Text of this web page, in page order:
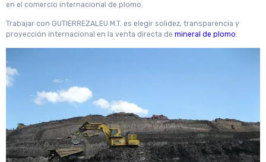
en el comercio internacional de plomo.
Trabajar con GUTIERREZALEU M.T. es elegir solidez, transparencia y
proyección internacional en la venta directa de mineral de plomo.